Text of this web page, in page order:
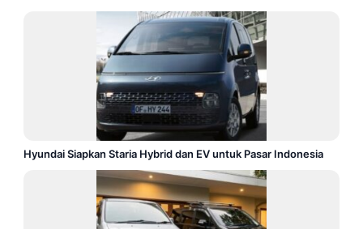
Hyundai Siapkan Staria Hybrid dan EV untuk Pasar Indonesia